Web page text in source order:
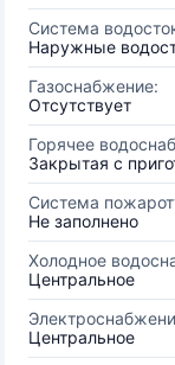
Система
Наружные
Газоснабжение:
Отсутствует
Горячее
Закрытая с
Система
Не заполнено
Холодное
Центральное
Центральное